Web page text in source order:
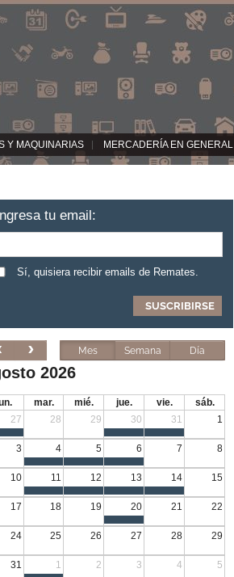
Y MAQUINARIAS MERCADERÍA EN GENERAL
tu email:
Sí, quisiera recibir emails de Remates.
Mes Semana Día
2026
mar. mié. jue. vie.
sáb.
27
28 29 30 31 1
3 4 5 6 7 8
10 11 12 13 14 15
17 18 19 20 21 22
24 25 26 27 28 29
31 1 2 3 4 5